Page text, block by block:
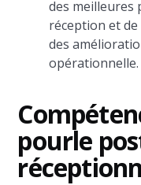
des meilleures
réception et
des
opérationnelle.
pourle